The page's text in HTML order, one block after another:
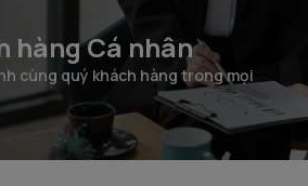
hàng Cá nhân
cùng quý khách hàng trong mọi